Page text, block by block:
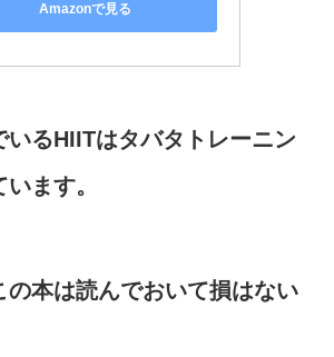
Amazonで見る
いるHIITはタバタトレーニン
ます。
の本は読んでおいて損はない